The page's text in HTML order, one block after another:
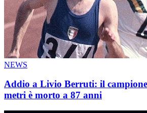
NEWS
Addio a Livio Berruti: il
metri è morto a 87 anni